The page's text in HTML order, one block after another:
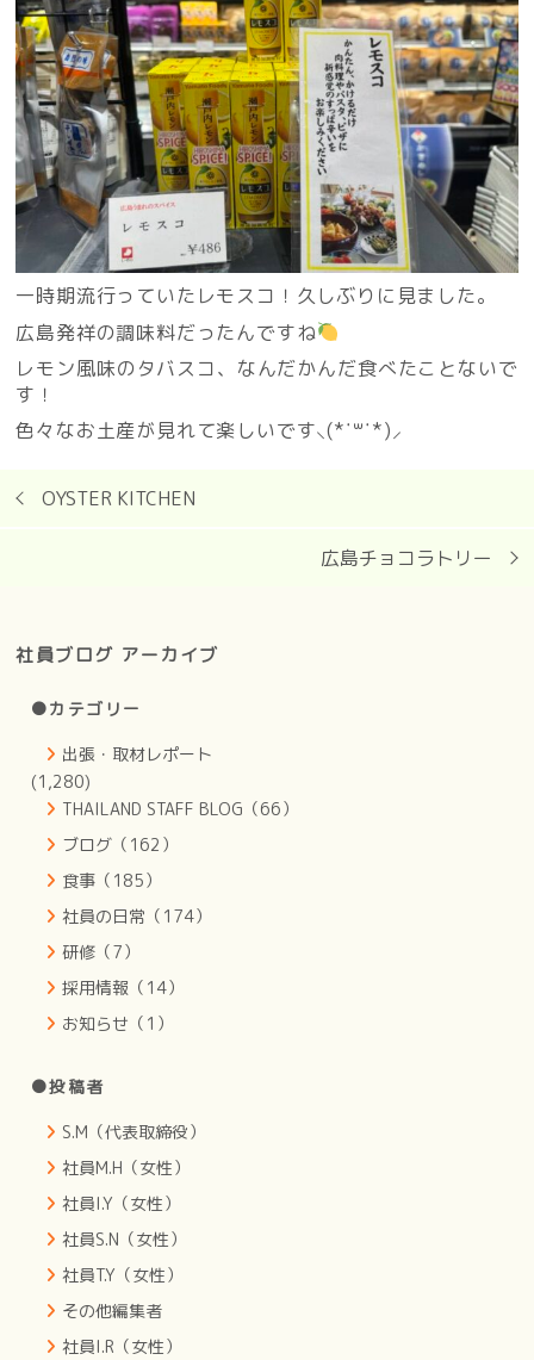
一時期流行っていたレモスコ！久しぶりに見ました。
広島発祥の調味料だったんですね
レモン風味のタバスコ、なんだかんだ食べたことないで
す！
色々なお土産が見れて楽しいです⸜(*˙꒳˙*)⸝
OYSTER KITCHEN
広島チョコラトリー
社員ブログ アーカイブ
●カテゴリー
出張・取材レポート
(1,280)
THAILAND STAFF BLOG（66）
ブログ（162）
食事（185）
社員の日常（174）
研修（7）
採用情報（14）
お知らせ（1）
●投稿者
S.M（代表取締役）
社員M.H（女性）
社員I.Y（女性）
社員S.N（女性）
社員T.Y（女性）
その他編集者
社員I.R（女性）